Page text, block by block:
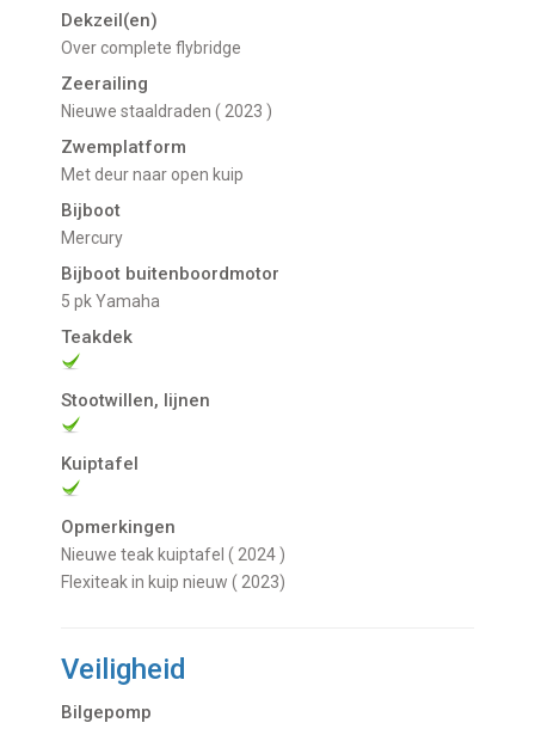
Dekzeil(en)
Over complete flybridge
Zeerailing
Nieuwe staaldraden ( 2023 )
Zwemplatform
met deur naar open kuip
Bijboot
Mercury
Bijboot buitenboordmotor
5 pk Yamaha
Teakdek
Stootwillen, lijnen
Kuiptafel
Opmerkingen
Nieuwe teak kuiptafel ( 2024 )
Flexiteak in kuip nieuw ( 2023)
Veiligheid
Bilgepomp